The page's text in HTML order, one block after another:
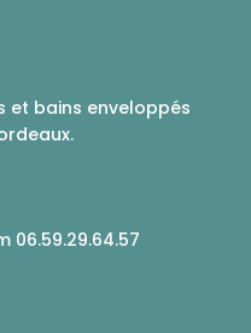
page
du
et bains enveloppés